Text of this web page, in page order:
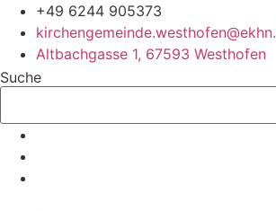
Zum
Inhalt
springen
+49 6244 905373
Altbachgasse 1, 67593 Westhofen
Suche